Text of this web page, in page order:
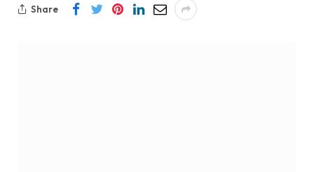
Share